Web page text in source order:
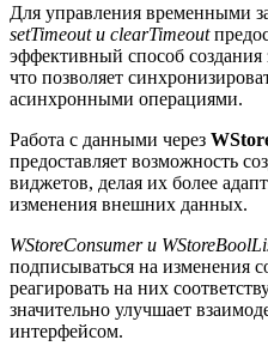
Для управления временными
setTimeout и clearTimeout
эффективный способ
что позволяет
асинхронными операциями.
Работа с данными через
предоставляет возможность
виджетов, делая их более
изменения внешних данных.
WStoreConsumer и
подписываться на изменения
реагировать на них
значительно улучшает
интерфейсом.